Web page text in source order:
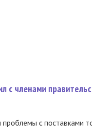
с членами
проблемы с поставками